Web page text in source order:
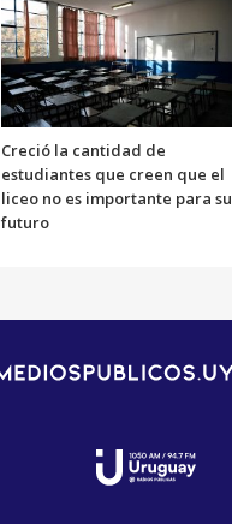
Creció la cantidad de
estudiantes que creen que el
liceo no es importante para su
futuro